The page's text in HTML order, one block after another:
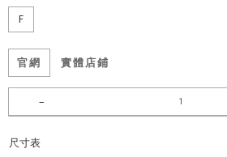
F
官網 實體店鋪
尺寸表